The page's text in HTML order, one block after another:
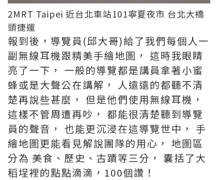
2MRT Taipei 近台北車站101寧夏夜市 台北大橋
頭捷運
報到後，導覽員(邱大哥)給了我們每個人一
副無線耳機跟精美手繪地圖， 這時我眼睛
亮了一下， 一般的導覽都是講員拿著小蜜
蜂或是大聲公在講解， 人遠遠的都聽不清
楚再說些甚麼， 但是他們使用無線耳機，
這樣不管周遭再吵， 都能很清楚聽到導覽
員的聲音， 也能更沉浸在這導覽世中， 手
繪地圖更能看見解說團隊的用心， 地圖區
分為 美食、歷史、古蹟等三分， 囊括了大
稻埕裡的點點滴滴，100個讚！